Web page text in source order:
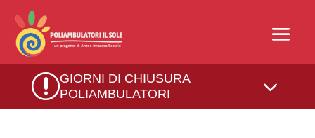
rGIORNI DI CHIUSURA
POLIAMBULATORI
3